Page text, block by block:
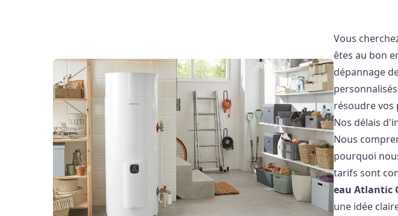
Vous
êtes au bon
dépannage
résoudre vos
Nos délais
Nous
pourquoi
tarifs sont
eau Atlantic
une idée